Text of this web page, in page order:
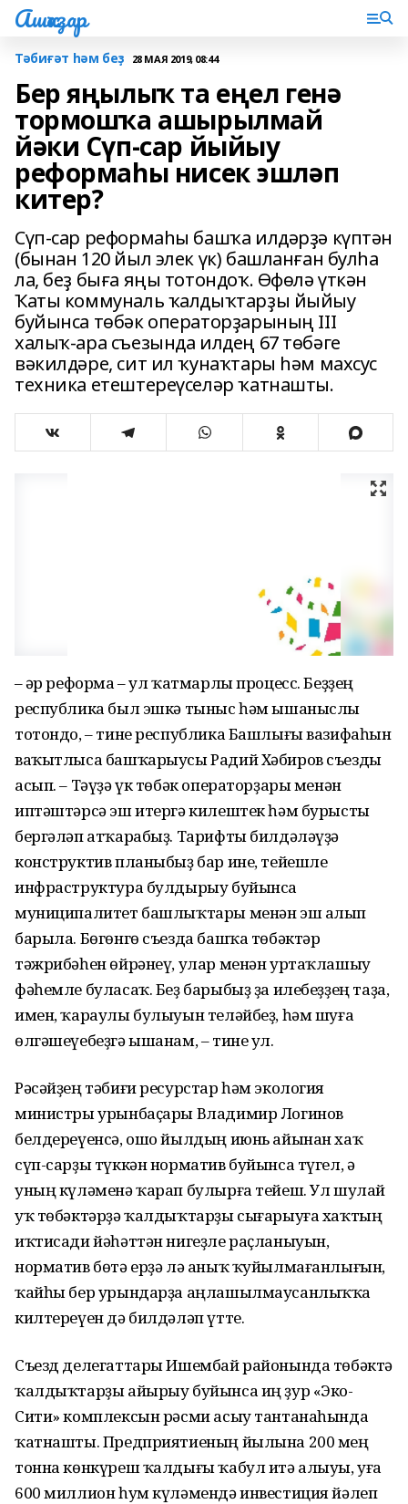
Ашҡаҙар
Тәбиғәт һәм беҙ 28 МАЯ 2019, 08:44
Бер яңылыҡ та еңел генә
тормошҡа ашырылмай
йәки Сүп-сар йыйыу
реформаһы нисек эшләп
китер?
Сүп-сар реформаһы башҡа илдәрҙә күптән
(бынан 120 йыл элек үк) башланған булһа
ла, беҙ быға яңы тотондоҡ. Өфөлә үткән
Ҡаты коммуналь ҡалдыҡтарҙы йыйыу
буйынса төбәк операторҙарының III
халыҡ-ара съезында илдең 67 төбәге
вәкилдәре, сит ил ҡунаҡтары һәм махсус
техника етештереүселәр ҡатнашты.
– Һәр реформа – ул ҡатмарлы процесс. Беҙҙең
республика был эшкә тыныс һәм ышаныслы
тотондо, – тине республика Башлығы вазифаһын
ваҡытлыса башҡарыусы Радий Хәбиров съезды
асып. – Тәүҙә үк төбәк операторҙары менән
иптәштәрсә эш итергә килештек һәм бурысты
бергәләп атҡарабыҙ. Тарифты билдәләүҙә
конструктив планыбыҙ бар ине, тейешле
инфраструктура булдырыу буйынса
муниципалитет башлыҡтары менән эш алып
барыла. Бөгөнгө съезда башҡа төбәктәр
тәжрибәһен өйрәнеү, улар менән уртаҡлашыу
фәһемле буласаҡ. Беҙ барыбыҙ ҙа илебеҙҙең таҙа,
имен, ҡараулы булыуын теләйбеҙ, һәм шуға
өлгәшеүебеҙгә ышанам, – тине ул.
Рәсәйҙең тәбиғи ресурстар һәм экология
министры урынбаҫары Владимир Логинов
белдереүенсә, ошо йылдың июнь айынан хаҡ
сүп-сарҙы түккән норматив буйынса түгел, ә
уның күләменә ҡарап булырға тейеш. Ул шулай
уҡ төбәктәрҙә ҡалдыҡтарҙы сығарыуға хаҡтың
иҡтисади йәһәттән нигеҙле раҫланыуын,
норматив бөтә ерҙә лә аныҡ ҡуйылмағанлығын,
ҡайһы бер урындарҙа аңлашылмаусанлыҡҡа
килтереүен дә билдәләп үтте.
Съезд делегаттары Ишембай районында төбәктә
ҡалдыҡтарҙы айырыу буйынса иң ҙур «Эко-
Сити» комплексын рәсми асыу тантанаһында
ҡатнашты. Предприятиеның йылына 200 мең
тонна көнкүреш ҡалдығы ҡабул итә алыуы, уға
600 миллион һум күләмендә инвестиция йәлеп